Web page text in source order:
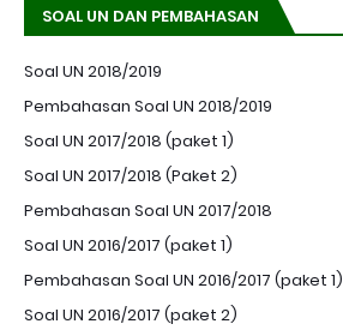
SOAL UN DAN PEMBAHASAN
Soal UN 2018/2019
Pembahasan Soal UN 2018/2019
Soal UN 2017/2018 (paket 1)
Soal UN 2017/2018 (Paket 2)
Pembahasan Soal UN 2017/2018
Soal UN 2016/2017 (paket 1)
Pembahasan Soal UN 2016/2017 (paket 1)
Soal UN 2016/2017 (paket 2)